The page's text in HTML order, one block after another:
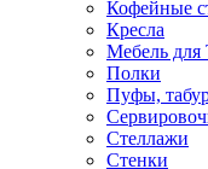
Кофейные
Кресла
Мебель для
Полки
Пуфы,
Стеллажи
Стенки